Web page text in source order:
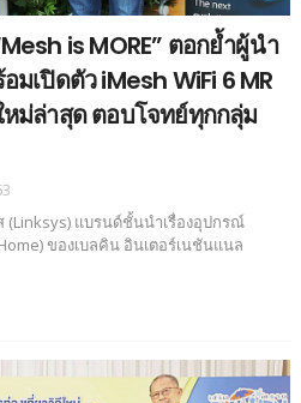
is MORE” ตอกย้ำผู้นำ
มเปิดตัว iMesh WiFi 6 MR
ม่ล่าสุด ตอบโจทย์ทุกกลุ่ม
(Linksys) แบรนด์ชั้นนำเรื่องอุปกรณ์
ของเบลคิน อินเตอร์เนชันแนล